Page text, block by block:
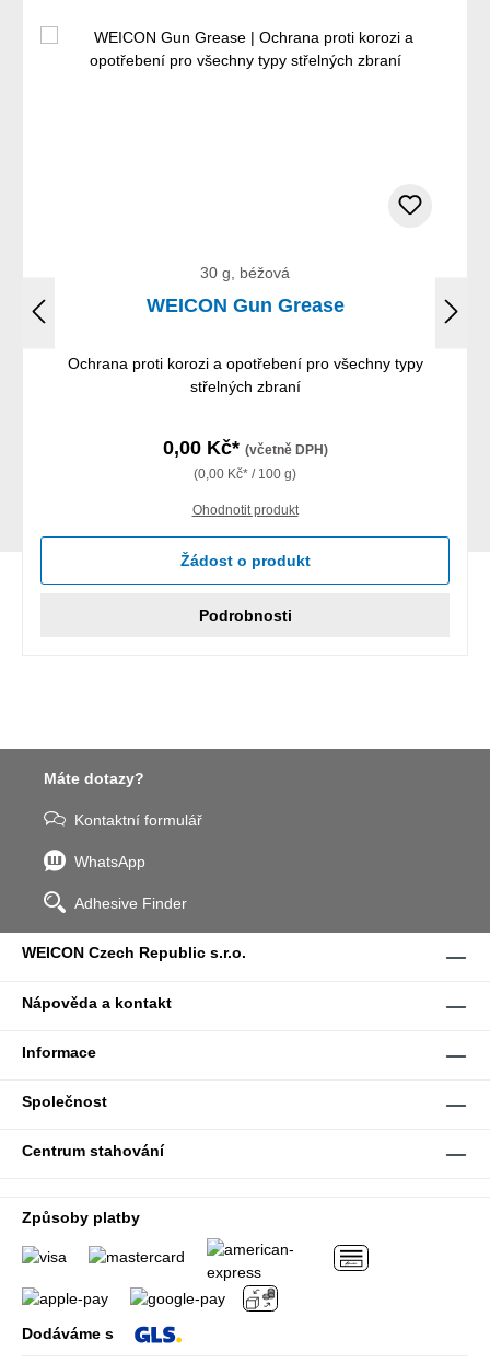
30 g, béžová
WEICON Gun Grease
Ochrana proti korozi a opotřebení pro všechny typy
střelných zbraní
0,00 Kč* (včetně DPH)
(0,00 Kč* / 100 g)
Ohodnotit produkt
Žádost o produkt
Podrobnosti
Máte dotazy?
Kontaktní formulář
WhatsApp
Adhesive Finder
WEICON Czech Republic s.r.o.
Nápověda a kontakt
Informace
Společnost
Centrum stahování
Způsoby platby
Dodáváme s